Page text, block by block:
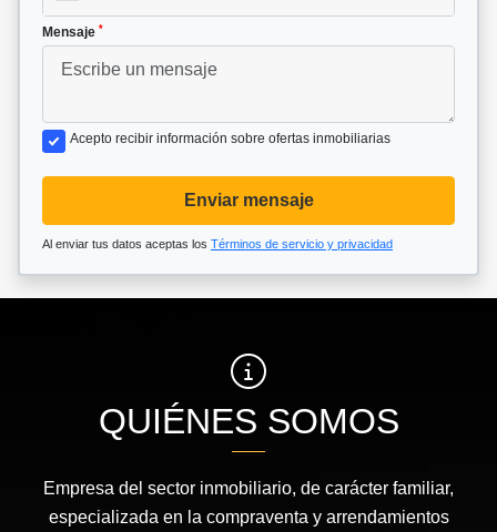
Mensaje *
Acepto recibir información sobre ofertas inmobiliarias
Enviar mensaje
Al enviar tus datos aceptas los Términos de servicio y privacidad
QUIÉNES SOMOS
Empresa del sector inmobiliario, de carácter familiar,
especializada en la compraventa y arrendamientos